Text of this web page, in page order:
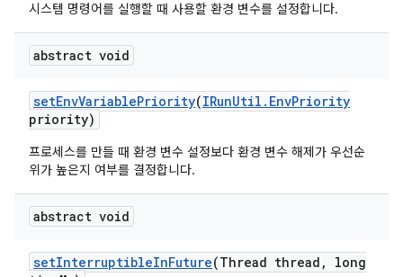
시스템 명령어를 실행할 때 사용할 환경 변수를 설정합니다.
abstract void
setEnvVariablePriority(IRunUtil . EnvPriority
priority)
프로세스를 만들 때 환경 변수 설정보다 환경 변수 해제가 우선순
위가 높은지 여부를 결정합니다.
abstract void
setInterruptibleInFuture(Thread thread ,
long